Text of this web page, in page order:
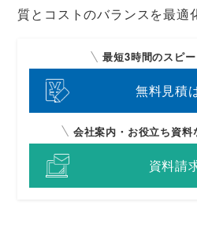
質とコストのバランスを最適
最短3時間のスピ
無料見積
会社案内・お役立ち資料
資料請